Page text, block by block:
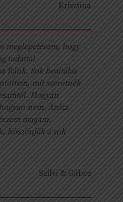
Krisztina
meglepetésem, hogy
tudattal
Ránk. Sok hezitálás
mit szeretnék
Hogyan
nem. Azóta
magam.
Köszönjük a sok
Szilvi & Gábor